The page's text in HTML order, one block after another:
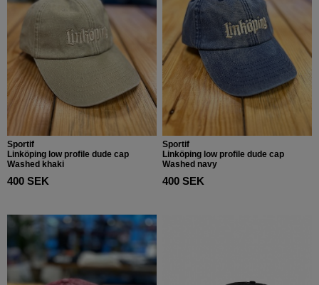
Sportif
Linköping low profile dude cap
Washed khaki
400 SEK
Sportif
Linköping low profile dude cap
Washed navy
400 SEK